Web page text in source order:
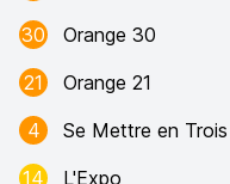
30
Orange 30
21
Orange 21
4
Se Mettre en Trois
14
L'Expo